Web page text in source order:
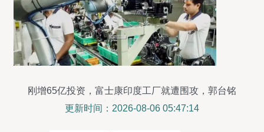
刚增65亿投资，富士康印度工厂就遭围攻，郭台铭
从未想离开中国
更新时间：2026-08-06 05:47:14